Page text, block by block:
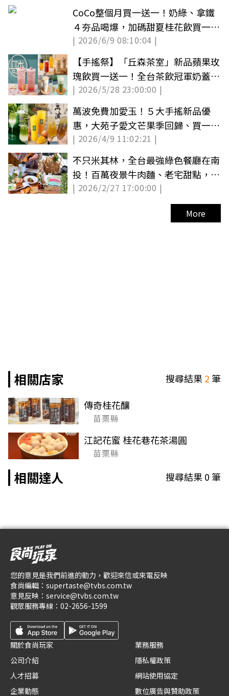
CoCo整個月買一送一！奶綠、拿鐵
４夯品喝爆，加碼甜夏桂花飲買一送
一
| 2026/6/9 08:10:04 |
【手搖祭】「丘森茶室」新品蘋果玫
瑰飲買一送一！全台茶飲冠軍奶蓋也
必點
| 2026/5/28 23:00:00 |
萬波免費加愛玉！５大手搖新品優
惠，大苑子愛文芒果季回歸、買一送
一
| 2026/4/9 11:02:21 |
不只米其林，全台最強綠色餐廳在南
投！百萬夜景牛肉麵、老宅甜點，星
級名單全收錄
| 2026/2/27 17:00:00 |
More
相關店家 搜尋結果2筆
傳奇桂花釀
苗栗縣
江記花蜜 桂花巷花茶湯圓
苗栗縣
相關達人 搜尋結果0筆
您的意見是我們前進的動力，歡迎來信或來電反映
食尚編輯： supertaste@tvbs.com.tw
意見反映： service@tvbs.com.tw
觀眾服務專線： 02-2656-1599
關於食尚玩家
公司介紹
人才招募
企業動態
業務服務
隱私權政策
網站使用協定
數位廣告與贊助政策